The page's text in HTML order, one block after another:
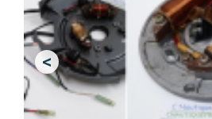
<Previous